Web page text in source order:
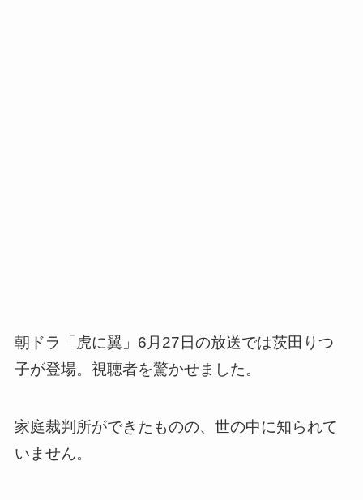
朝ドラ「虎に翼」6月27日の放送では茨田りつ
子が登場。視聴者を驚かせました。
家庭裁判所ができたものの、世の中に知られて
いません。